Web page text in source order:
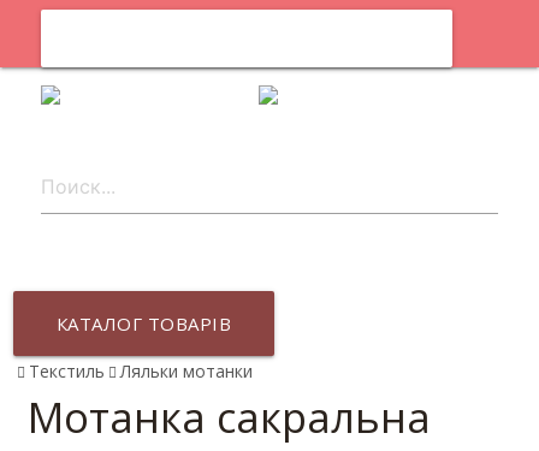
КАТАЛОГ ТОВАРІВ
Текстиль Ляльки мотанки
Мотанка сакральна